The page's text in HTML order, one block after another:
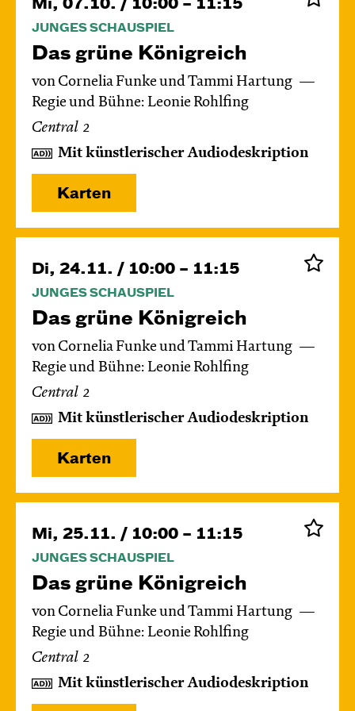
Mi, 07.10. / 10:00 – 11:15
JUNGES SCHAUSPIEL
Das grüne König­reich
von Cornelia Funke und Tammi Hartung
Regie und Bühne: Leonie Rohlfing
Central 2
Mit künstlerischer Audiodeskription
Karten
Di, 24.11. / 10:00 – 11:15
JUNGES SCHAUSPIEL
Das grüne König­reich
von Cornelia Funke und Tammi Hartung
Regie und Bühne: Leonie Rohlfing
Central 2
Mit künstlerischer Audiodeskription
Karten
Mi, 25.11. / 10:00 – 11:15
JUNGES SCHAUSPIEL
Das grüne König­reich
von Cornelia Funke und Tammi Hartung
Regie und Bühne: Leonie Rohlfing
Central 2
Mit künstlerischer Audiodeskription